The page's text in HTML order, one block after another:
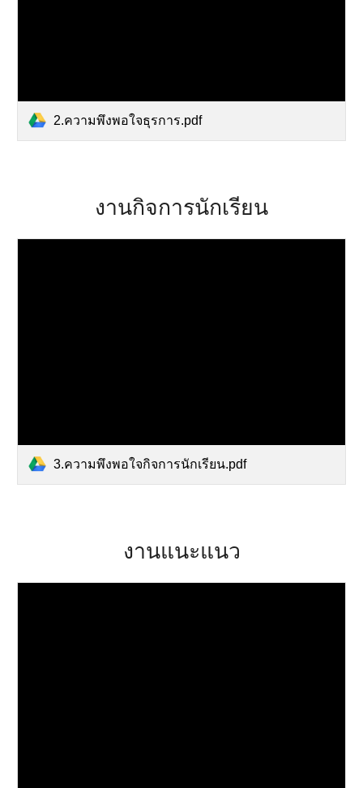
2.ความพึงพอใจธุรการ.pdf
งานกิจการนักเรียน
3.ความพึงพอใจกิจการนักเรียน.pdf
งานแนะแนว